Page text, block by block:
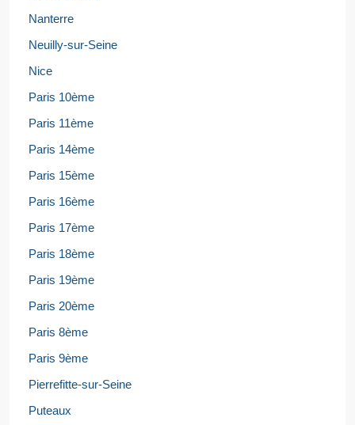
Nanterre
Neuilly-sur-Seine
Nice
Paris 10ème
Paris 11ème
Paris 14ème
Paris 15ème
Paris 16ème
Paris 17ème
Paris 18ème
Paris 19ème
Paris 20ème
Paris 8ème
Paris 9ème
Pierrefitte-sur-Seine
Puteaux